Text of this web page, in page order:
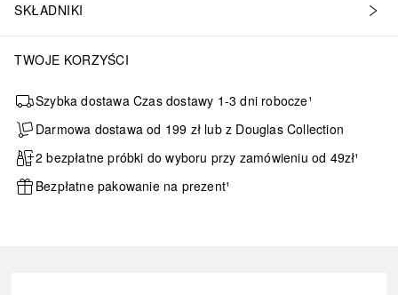
SKŁADNIKI
TWOJE KORZYŚCI
Szybka dostawa Czas dostawy 1-3 dni robocze¹
Darmowa dostawa od 199 zł lub z Douglas Collection
2 bezpłatne próbki do wyboru przy zamówieniu od 49zł¹
Bezpłatne pakowanie na prezent¹